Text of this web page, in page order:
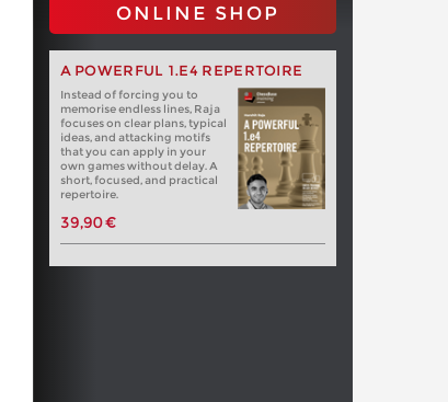
ONLINE SHOP
A POWERFUL 1.E4 REPERTOIRE
Instead of forcing you to
memorise endless lines, Raja
focuses on clear plans, typical
ideas, and attacking motifs
that you can apply in your
own games without delay. A
short, focused, and practical
repertoire.
39,90 €